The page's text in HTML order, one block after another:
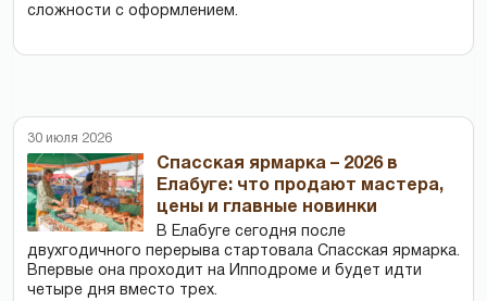
сложности с оформлением.
30 июля 2026
Спасская ярмарка – 2026 в
Елабуге: что продают мастера,
цены и главные новинки
В Елабуге сегодня после
двухгодичного перерыва стартовала Спасская ярмарка.
Впервые она проходит на Ипподроме и будет идти
четыре дня вместо трех.